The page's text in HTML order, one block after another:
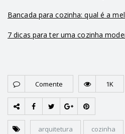
Bancada para cozinha: qual é a
7 dicas para ter uma cozinha
Comente 1K
arquitetura cozinha